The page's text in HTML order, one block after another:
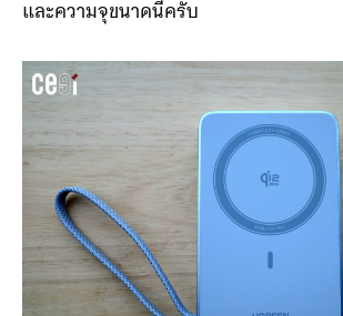
และความจุขนาดนี้ครับ